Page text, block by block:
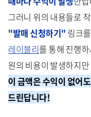
그러니 위의 내용들로
"발매 신청하기" 링크
레이블리를 통해 진행
원의 비용이 발생하지
이 금액은 수익이 없어
드린답니다!